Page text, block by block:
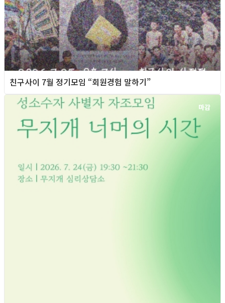
친구사이 7월 정기모임 “회원경험 말하기”
마감